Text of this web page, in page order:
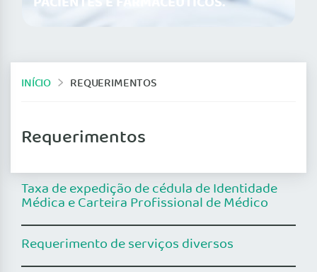
INÍCIO REQUERIMENTOS
Requerimentos
Taxa de expedição de cédula de Identidade
Médica e Carteira Profissional de Médico
Requerimento de serviços diversos